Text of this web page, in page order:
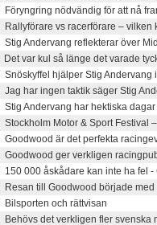
nödvändig för att nå
vs racerförare – vilken
Andervang reflekterar över
var kul så länge det varade
hjälper Stig Andervang
har ingen taktik säger Stig
Andervang har hektiska dagar
Motor & Sport Festival
är det perfekta
Goodwood ger verkligen
000 åskådare kan inte ha fel -
till Goodwood började med
och rättvisan
det verkligen fler svenska